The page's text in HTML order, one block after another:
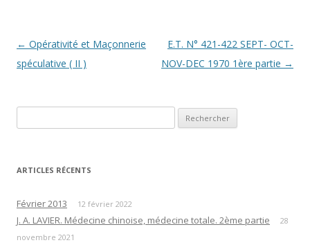
N
a
o
n
d
← Opérativité et Maçonnerie
spéculative ( II )
E.T. N° 421-422 SEPT- OCT-
NOV-DEC 1970 1ère partie →
ARTICLES RÉCENTS
Février 2013 12 février 2022
J. A. LAVIER. Médecine chinoise, médecine totale. 2ème partie
28
novembre 2021